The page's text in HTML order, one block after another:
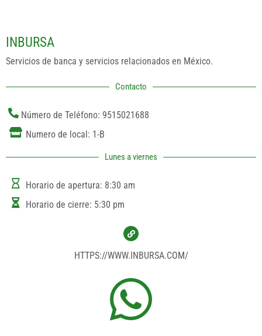
INBURSA
Servicios de banca y servicios relacionados en México.
Contacto
Número de Teléfono: 9515021688
Numero de local: 1-B
Lunes a viernes
Horario de apertura: 8:30 am
Horario de cierre: 5:30 pm
HTTPS://WWW.INBURSA.COM/